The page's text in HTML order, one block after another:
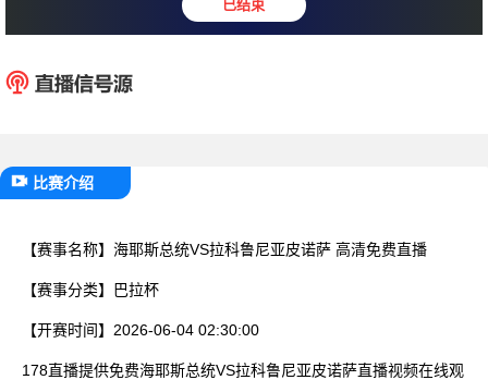
海耶斯总统 : 拉科鲁尼
比赛介绍
【赛事名称】 海耶斯总统VS拉科鲁尼亚皮诺萨 高清免费直播
【赛事分类】 巴拉杯
【开赛时间】 2026-06-04 02:30:00
178直播提供免费海耶斯总统VS拉科鲁尼亚皮诺萨直播视频在线观